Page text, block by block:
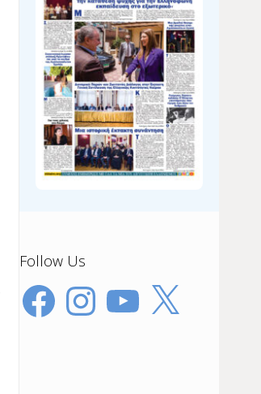
Follow Us
FacebookInstagramYouTube
X